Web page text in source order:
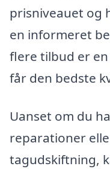
prisniveauet og
en informeret
flere tilbud er
får den bedste
Uanset om du
reparationer
tagudskiftning,